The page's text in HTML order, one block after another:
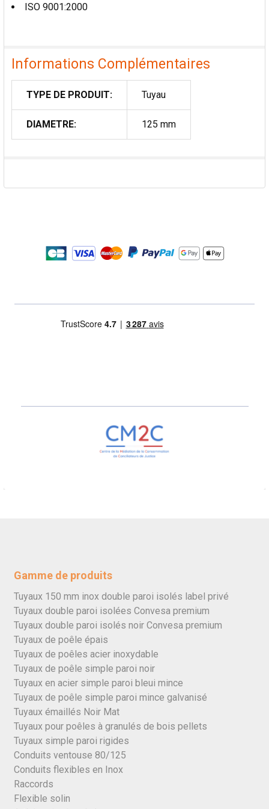
ISO 9001:2000
Informations Complémentaires
TYPE DE PRODUIT: Tuyau
DIAMETRE: 125 mm
Gamme de produits
Tuyaux 150 mm inox double paroi isolés label privé
Tuyaux double paroi isolées Convesa premium
Tuyaux double paroi isolés noir Convesa premium
Tuyaux de poêle épais
Tuyaux de poêles acier inoxydable
Tuyaux de poêle simple paroi noir
Tuyaux en acier simple paroi bleui mince
Tuyaux de poêle simple paroi mince galvanisé
Tuyaux émaillés Noir Mat
Tuyaux pour poêles à granulés de bois pellets
Tuyaux simple paroi rigides
Conduits ventouse 80/125
Conduits flexibles en Inox
Raccords
Flexible solin